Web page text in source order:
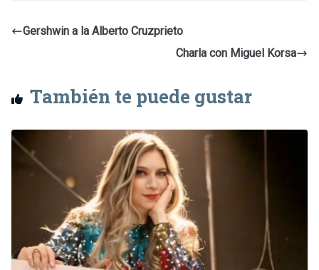
Gershwin a la Alberto Cruzprieto
Charla con Miguel Korsa
También te puede gustar